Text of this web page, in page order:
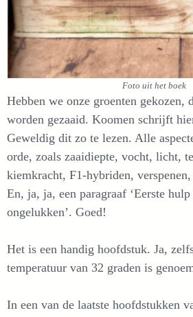
Foto uit het boek
Hebben we onze groenten gekozen,
worden gezaaid. Koomen schrijft
Geweldig dit zo te lezen. Alle
orde, zoals zaaidiepte, vocht, licht,
kiemkracht, F1-hybriden,
En, ja, ja, een paragraaf ‘Eerste
ongelukken’. Goed!
Het is een handig hoofdstuk. Ja,
temperatuur van 32 graden is
In een van de laatste hoofdstukken